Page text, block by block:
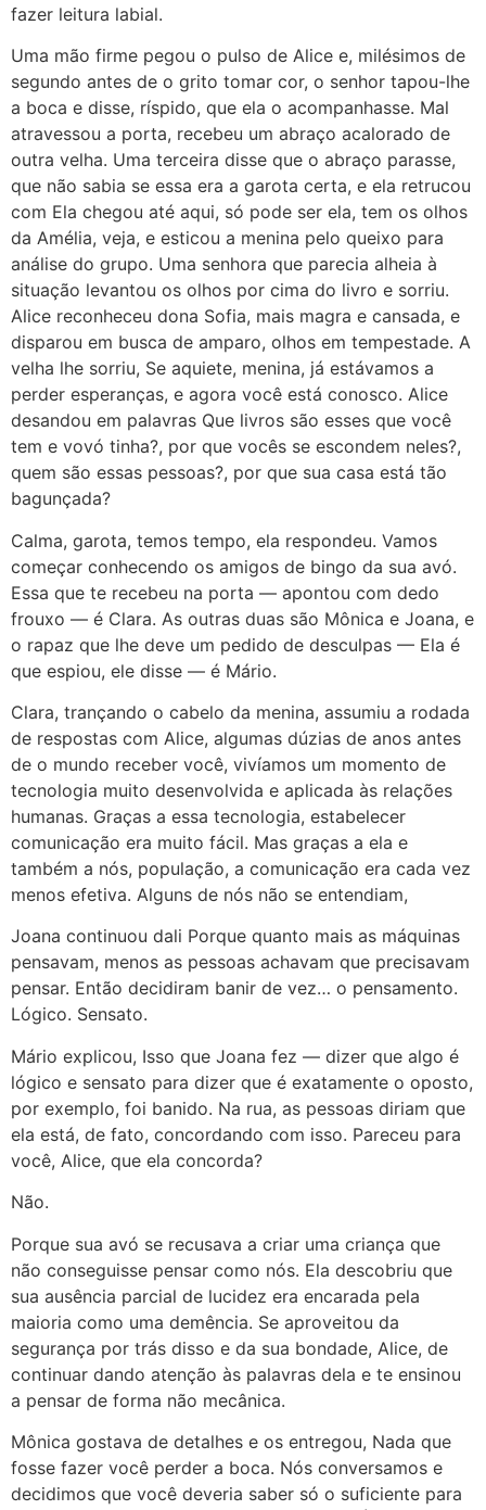
fazer leitura labial.
Uma mão firme pegou o pulso de Alice e, milésimos de
segundo antes de o grito tomar cor, o senhor tapou-lhe
a boca e disse, ríspido, que ela o acompanhasse. Mal
atravessou a porta, recebeu um abraço acalorado de
outra velha. Uma terceira disse que o abraço parasse,
que não sabia se essa era a garota certa, e ela retrucou
com Ela chegou até aqui, só pode ser ela, tem os olhos
da Amélia, veja, e esticou a menina pelo queixo para
análise do grupo. Uma senhora que parecia alheia à
situação levantou os olhos por cima do livro e sorriu.
Alice reconheceu dona Sofia, mais magra e cansada, e
disparou em busca de amparo, olhos em tempestade. A
velha lhe sorriu, Se aquiete, menina, já estávamos a
perder esperanças, e agora você está conosco. Alice
desandou em palavras Que livros são esses que você
tem e vovó tinha?, por que vocês se escondem neles?,
quem são essas pessoas?, por que sua casa está tão
bagunçada?
Calma, garota, temos tempo, ela respondeu. Vamos
começar conhecendo os amigos de bingo da sua avó.
Essa que te recebeu na porta — apontou com dedo
frouxo — é Clara. As outras duas são Mônica e Joana, e
o rapaz que lhe deve um pedido de desculpas — Ela é
que espiou, ele disse — é Mário.
Clara, trançando o cabelo da menina, assumiu a rodada
de respostas com Alice, algumas dúzias de anos antes
de o mundo receber você, vivíamos um momento de
tecnologia muito desenvolvida e aplicada às relações
humanas. Graças a essa tecnologia, estabelecer
comunicação era muito fácil. Mas graças a ela e
também a nós, população, a comunicação era cada vez
menos efetiva. Alguns de nós não se entendiam,
Joana continuou dali Porque quanto mais as máquinas
pensavam, menos as pessoas achavam que precisavam
pensar. Então decidiram banir de vez… o pensamento.
Lógico. Sensato.
Mário explicou, Isso que Joana fez — dizer que algo é
lógico e sensato para dizer que é exatamente o oposto,
por exemplo, foi banido. Na rua, as pessoas diriam que
ela está, de fato, concordando com isso. Pareceu para
você, Alice, que ela concorda?
Não.
Porque sua avó se recusava a criar uma criança que
não conseguisse pensar como nós. Ela descobriu que
sua ausência parcial de lucidez era encarada pela
maioria como uma demência. Se aproveitou da
segurança por trás disso e da sua bondade, Alice, de
continuar dando atenção às palavras dela e te ensinou
a pensar de forma não mecânica.
Mônica gostava de detalhes e os entregou, Nada que
fosse fazer você perder a boca. Nós conversamos e
decidimos que você deveria saber só o suficiente para